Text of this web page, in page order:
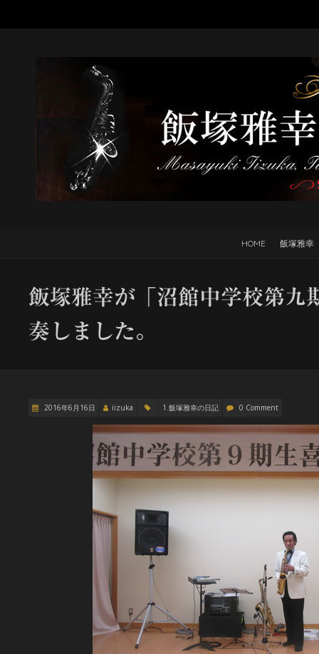
HOME 飯塚雅幸
飯塚雅幸が「沼館中学校第九
奏しました。
2016年6月16日 iizuka 1.飯塚雅幸の日記 0 Comment